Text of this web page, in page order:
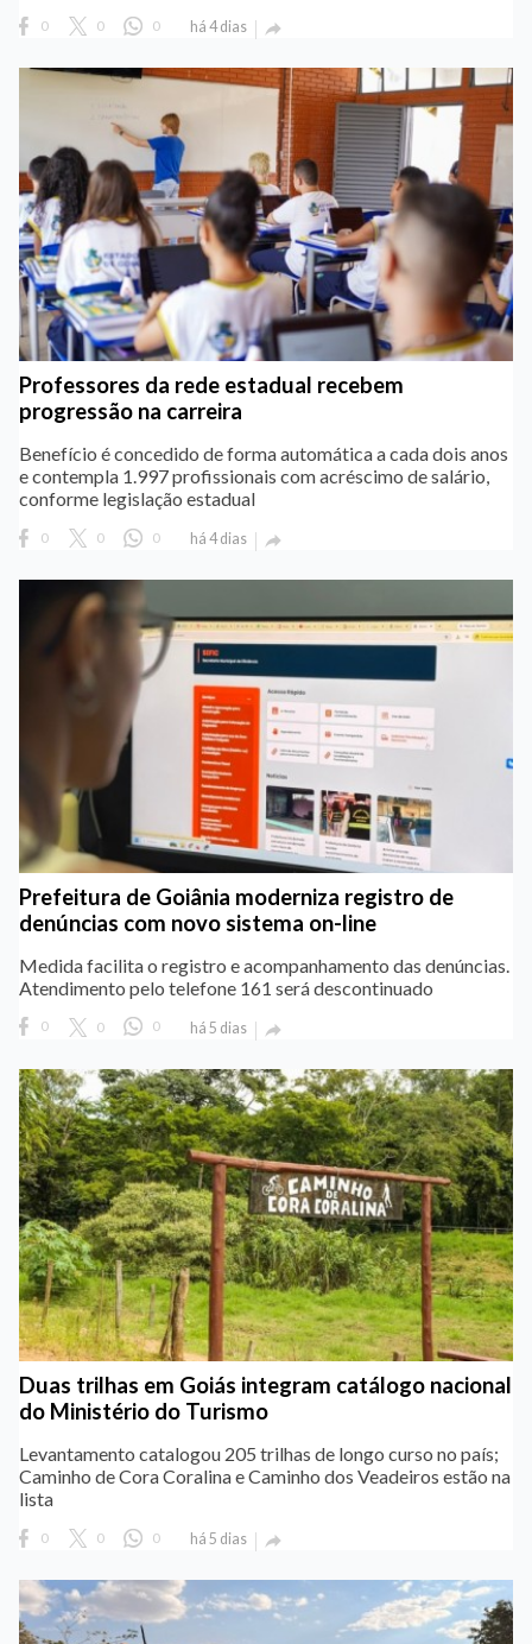
0 0 0 há 4 dias 
Professores da rede estadual recebem
progressão na carreira
Benefício é concedido de forma automática a cada dois anos
e contempla 1.997 profissionais com acréscimo de salário,
conforme legislação estadual
0 0 0 há 4 dias 
Prefeitura de Goiânia moderniza registro de
denúncias com novo sistema on-line
Medida facilita o registro e acompanhamento das denúncias.
Atendimento pelo telefone 161 será descontinuado
0 0 0 há 5 dias 
Duas trilhas em Goiás integram catálogo nacional
do Ministério do Turismo
Levantamento catalogou 205 trilhas de longo curso no país;
Caminho de Cora Coralina e Caminho dos Veadeiros estão na
lista
0 0 0 há 5 dias 